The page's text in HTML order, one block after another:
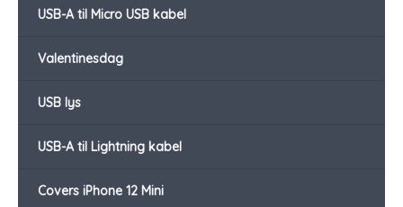
USB-A til Micro USB kabel
Valentinesdag
USB lys
USB-A til Lightning kabel
Covers iPhone 12 Mini